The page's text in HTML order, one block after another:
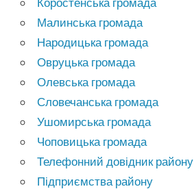
Малинська громада
Народицька громада
Овруцька громада
Олевська громада
Словечанська громада
Ушомирська громада
Чоповицька громада
Телефонний довідник району
Підприємства району